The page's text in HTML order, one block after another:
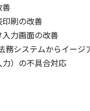
刷の改善
力画面の改善
務システムからイージ
）の不具合対応